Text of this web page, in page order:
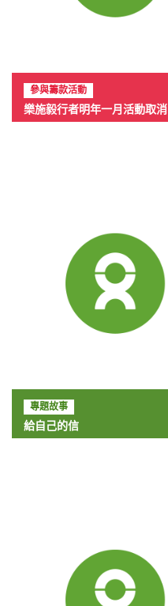
參與籌款活動
樂施毅行者明年一月活動取消
專題故事
給自己的信